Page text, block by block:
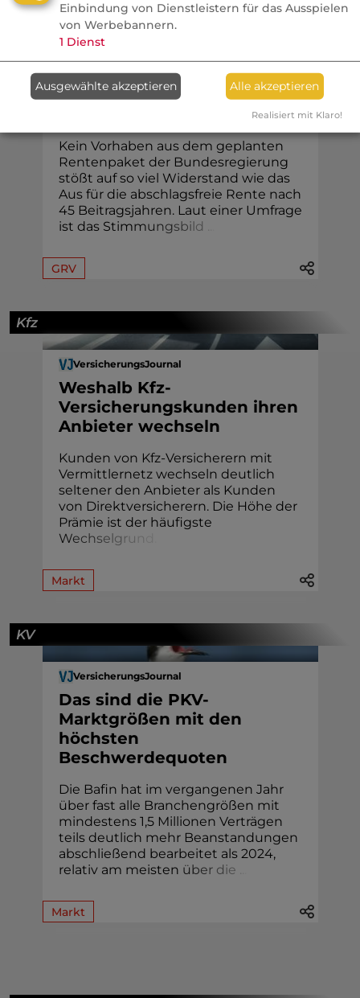
Vorsorge
Oft aus Eigeninteresse
Umfrage: Große Mehrheit
will "Rente mit 63" behalten
Kein Vorhaben aus dem geplanten
Rentenpaket der Bundesregierung
stößt auf so viel Widerstand wie das
Aus für die abschlagsfreie Rente nach
45 Beitragsjahren. Laut einer Umfrage
ist das Stimmungsbild
GRV
Kfz
VersicherungsJournal
Weshalb Kfz-
Versicherungskunden ihren
Anbieter wechseln
Kunden von Kfz-Versicherern mit
Vermittlernetz wechseln deutlich
seltener den Anbieter als Kunden
von Direktversicherern. Die Höhe der
Prämie ist der häufigste
Wechselg ru n
Markt
KV
VersicherungsJournal
Das sind die PKV-
Marktgrößen mit den
höchsten
Beschwerdequoten
Die Bafin hat im vergangenen Jahr
über fast alle Branchengrößen mit
mindestens 1,5 Millionen Verträgen
teils deutlich mehr Beanstandungen
abschließend bearbeitet als 2024,
relativ am meisten über die
Markt
Einbindung von Dienstleistern für das Ausspielen
von Werbebannern.
1 Dienst
Ausgewählte akzeptieren Alle akzeptieren
Realisiert mit Klaro!